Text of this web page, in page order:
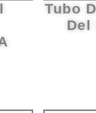
Tubo
Del